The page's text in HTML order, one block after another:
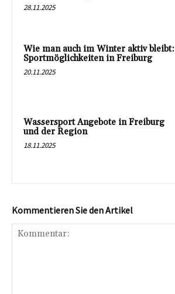
28.11.2025
Wie man auch im Winter aktiv bleibt:
Sportmöglichkeiten in Freiburg
20.11.2025
Wassersport Angebote in Freiburg
und der Region
18.11.2025
Kommentieren Sie den Artikel